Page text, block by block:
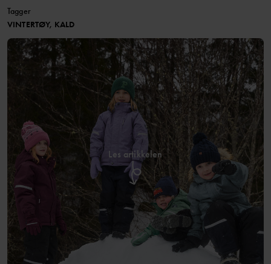
Tagger
VINTERTØY, KALD
Les artikkelen